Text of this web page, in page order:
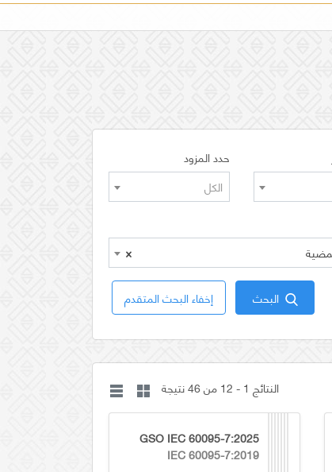
حدد المزود
الكل
×
البحث إخفاء البحث المتقدم
النتائج 1 - 12 من 46 نتيجة
GSO IEC 60095-7:2025
IEC 60095-7:2019